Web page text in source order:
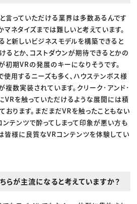
言っていただける業界は多数あるんです
ネタイズまでは難しいと考えています。
と新しいビジネスモデルを構築できると
とか、コストダウンが期待できるとかの
期VRの発展のキーになりそうです。
使用するニーズも多く、ハウステンボス様
数実装されています。クリーク･アンド･
VRを触っていただけるような展開には積
ります。まだまだVRを触ったこともない
テンツで酔ってしまって印象が悪い方も
皆様に良質なVRコンテンツを体験してい
らが主流になると考えていますか？